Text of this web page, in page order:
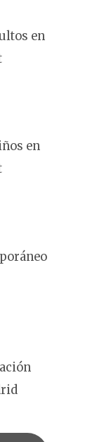
en
en